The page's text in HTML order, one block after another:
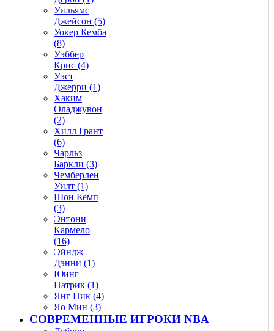
Уильямс
Джейсон (5)
Уокер Кемба
(8)
Уэббер
Крис (4)
Уэст
Джерри (1)
Хаким
Оладжувон
(2)
Хилл Грант
(6)
Чарльз
Баркли (3)
Чемберлен
Уилт (1)
Шон Кемп
(3)
Энтони
Кармело
(16)
Эйндж
Дэнни (1)
Юинг
Патрик (1)
Янг Ник (4)
Яо Мин (3)
СОВРЕМЕННЫЕ ИГРОКИ NBA